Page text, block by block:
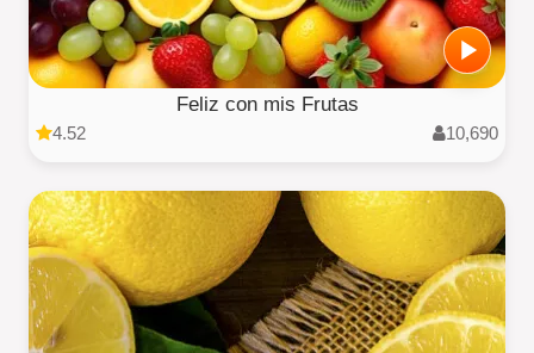
Feliz con mis Frutas
4.52 10,690